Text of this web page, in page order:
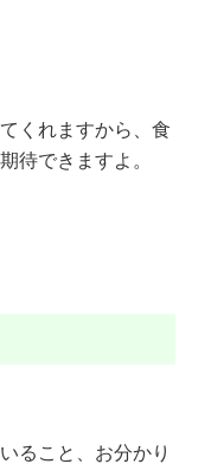
くれますから、食
待できますよ。
ること、お分かり